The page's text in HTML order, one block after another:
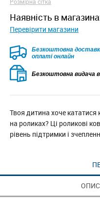
наявність в
Перевірити магазини
Безкоштовна
оплаті онлайн
Безкоштовна видача в
Твоя дитина хоче
на роликах? Ці роликові
рівень підтримки і